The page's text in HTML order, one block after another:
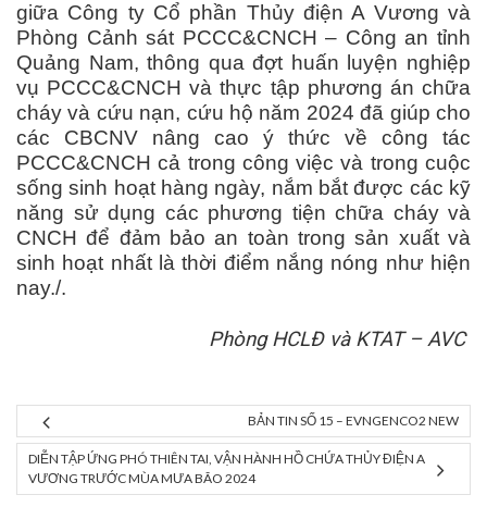
giữa Công ty Cổ phần Thủy điện A Vương và
Phòng Cảnh sát PCCC&CNCH – Công an tỉnh
Quảng Nam, thông qua đợt huấn luyện nghiệp
vụ PCCC&CNCH và thực tập phương án chữa
cháy và cứu nạn, cứu hộ năm 2024 đã giúp cho
các CBCNV nâng cao ý thức về công tác
PCCC&CNCH cả trong công việc và trong cuộc
sống sinh hoạt hàng ngày, nắm bắt được các kỹ
năng sử dụng các phương tiện chữa cháy và
CNCH để đảm bảo an toàn trong sản xuất và
sinh hoạt nhất là thời điểm nắng nóng như hiện
nay./.
Phòng HCLĐ và KTAT – AVC
BẢN TIN SỐ 15 – EVNGENCO2 NEW
DIỄN TẬP ỨNG PHÓ THIÊN TAI, VẬN HÀNH HỒ CHỨA THỦY ĐIỆN A
VƯƠNG TRƯỚC MÙA MƯA BÃO 2024